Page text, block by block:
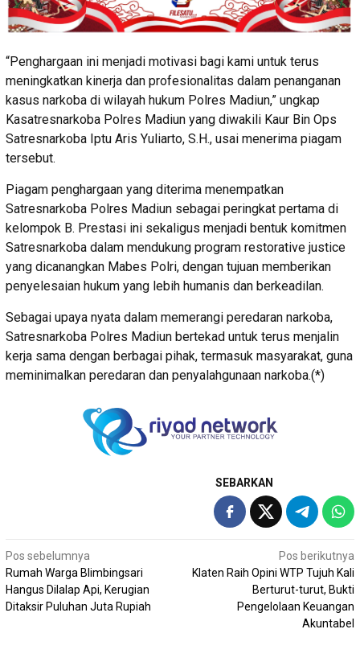
“Penghargaan ini menjadi motivasi bagi kami untuk terus
meningkatkan kinerja dan profesionalitas dalam penanganan
kasus narkoba di wilayah hukum Polres Madiun,” ungkap
Kasatresnarkoba Polres Madiun yang diwakili Kaur Bin Ops
Satresnarkoba Iptu Aris Yuliarto, S.H., usai menerima piagam
tersebut.
Piagam penghargaan yang diterima menempatkan
Satresnarkoba Polres Madiun sebagai peringkat pertama di
kelompok B. Prestasi ini sekaligus menjadi bentuk komitmen
Satresnarkoba dalam mendukung program restorative justice
yang dicanangkan Mabes Polri, dengan tujuan memberikan
penyelesaian hukum yang lebih humanis dan berkeadilan.
Sebagai upaya nyata dalam memerangi peredaran narkoba,
Satresnarkoba Polres Madiun bertekad untuk terus menjalin
kerja sama dengan berbagai pihak, termasuk masyarakat, guna
meminimalkan peredaran dan penyalahgunaan narkoba.(*)
SEBARKAN
Navigasi
pos
Pos sebelumnya
Rumah Warga Blimbingsari
Hangus Dilalap Api, Kerugian
Ditaksir Puluhan Juta Rupiah
Pos berikutnya
Klaten Raih Opini WTP Tujuh Kali
Berturut-turut, Bukti
Pengelolaan Keuangan
Akuntabel